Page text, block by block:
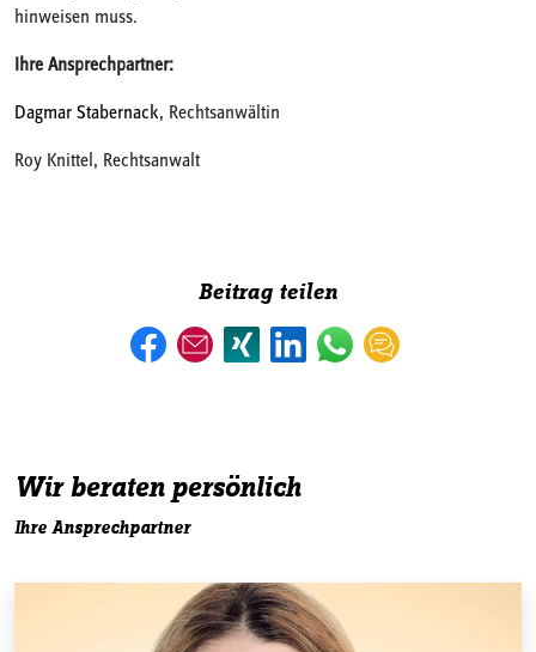
hinweisen muss.
Ihre Ansprechpartner:
Dagmar Stabernack, Rechtsanwältin
Roy Knittel, Rechtsanwalt
Beitrag teilen
Wir beraten persönlich
Ihre Ansprechpartner